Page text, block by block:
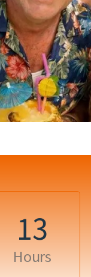
13
Hours